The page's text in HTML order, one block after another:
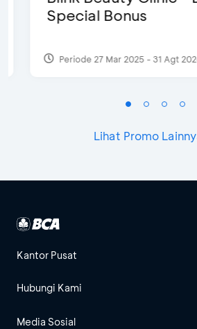
Special Bonus
Periode 27 Mar 2025 - 31 Agt 2026
Lihat Promo
Kantor Pusat
Hubungi Kami
Media Sosial